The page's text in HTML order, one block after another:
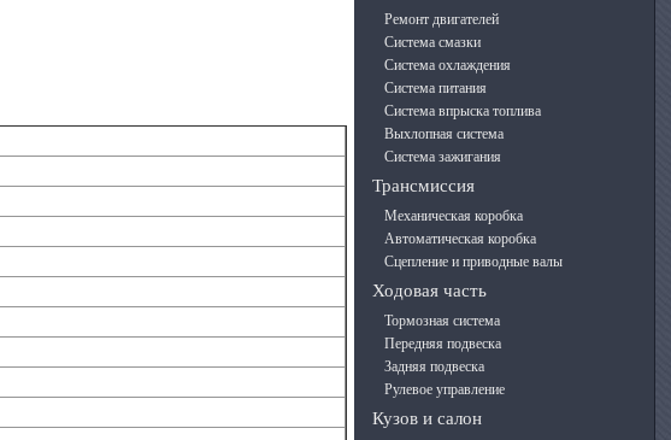
Ремонт двигателей
Система смазки
Система охлаждения
Система питания
Система впрыска топлива
Выхлопная система
Система зажигания
Трансмиссия
Механическая коробка
Автоматическая коробка
Сцепление и приводные валы
Ходовая часть
Тормозная система
Передняя подвеска
Задняя подвеска
Рулевое управление
Кузов и салон